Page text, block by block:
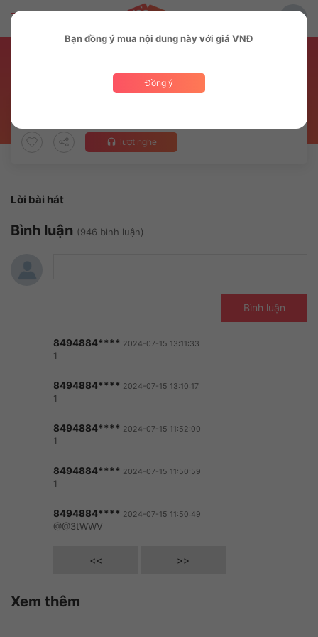
headset lượt nghe
Lời bài hát
Bình luận (946 bình luận)
Bình luận
8494884**** 2024-07-15 13:11:33
1
8494884**** 2024-07-15 13:10:17
1
8494884**** 2024-07-15 11:52:00
1
8494884**** 2024-07-15 11:50:59
1
8494884**** 2024-07-15 11:50:49
@@3tWWV
<< >>
Xem thêm
Bạn đồng ý mua nội dung này với giá VNĐ